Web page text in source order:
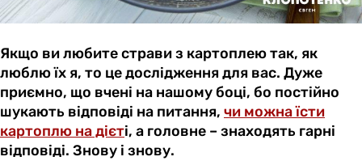
Якщо ви любите страви з картоплею так, як
люблю їх я, то це дослідження для вас. Дуже
приємно, що вчені на нашому боці, бо постійно
шукають відповіді на питання, чи можна їсти
картоплю на дієті, а головне – знаходять гарні
відповіді. Знову і знову.